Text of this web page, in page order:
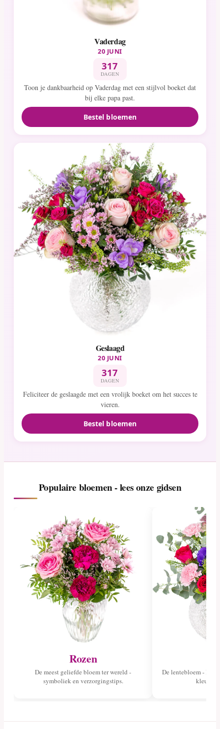
Vaderdag
20 JUNI
317
DAGEN
Toon je dankbaarheid op Vaderdag met een stijlvol boeket dat
bij elke papa past.
Bestel bloemen
Geslaagd
20 JUNI
317
DAGEN
Feliciteer de geslaagde met een vrolijk boeket om het succes te
vieren.
Bestel bloemen
Populaire bloemen - lees onze gidsen
Rozen
De meest geliefde bloem ter wereld -
symboliek en verzorgingstips.
De lentebloem - lees
kleuren